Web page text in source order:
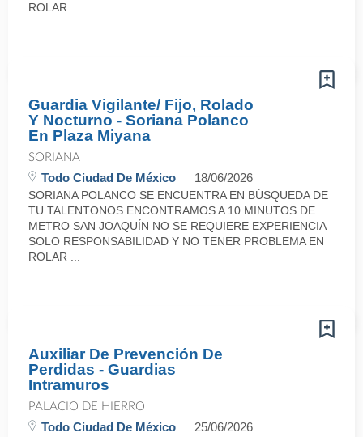
ROLAR ...
Guardia Vigilante/ Fijo, Rolado
Y Nocturno - Soriana Polanco
En Plaza Miyana
SORIANA
Todo Ciudad De México 18/06/2026
SORIANA POLANCO SE ENCUENTRA EN BÚSQUEDA DE
TU TALENTONOS ENCONTRAMOS A 10 MINUTOS DE
METRO SAN JOAQUÍN NO SE REQUIERE EXPERIENCIA
SOLO RESPONSABILIDAD Y NO TENER PROBLEMA EN
ROLAR ...
Auxiliar De Prevención De
Perdidas - Guardias
Intramuros
PALACIO DE HIERRO
Todo Ciudad De México 25/06/2026